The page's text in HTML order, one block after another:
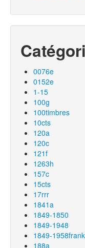
0076e
0152e
1-15
100g
100timbres
10cts
120a
120c
121f
1263h
157c
15cts
17rrr
1841a
1849-1850
1849-1948
1849-
188a